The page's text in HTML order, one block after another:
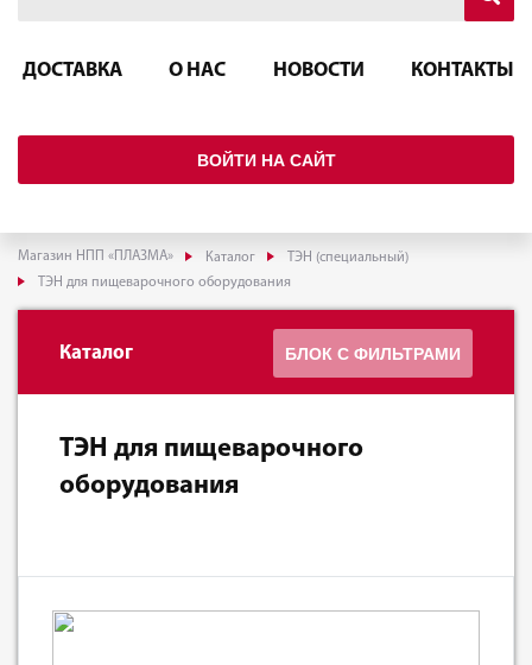
ДОСТАВКА О НАС НОВОСТИ КОНТАКТЫ
ВОЙТИ НА САЙТ
Магазин НПП «ПЛАЗМА» Каталог
ТЭН (специальный)
ТЭН для пищеварочного оборудования
Каталог БЛОК С ФИЛЬТРАМИ
ТЭН для пищеварочного
оборудования